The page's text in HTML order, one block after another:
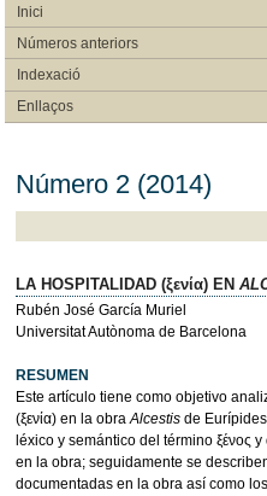
Inici
Números anteriors
Indexació
Enllaços
Número 2 (2014)
LA HOSPITALIDAD (ξενία) EN
Rubén José García Muriel
Universitat Autònoma de Barcelona
RESUMEN
Este artículo tiene como objetivo
(ξενία) en la obraAlcestisde
léxico y semántico del término ξένος
en la obra; seguidamente se
documentadas en la obra así como